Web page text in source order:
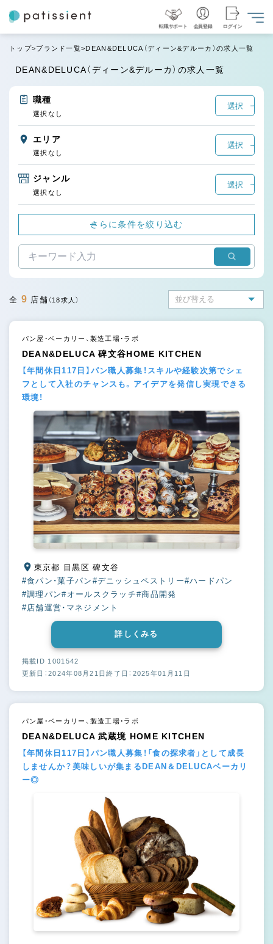
転職サポート 会員登録 ログイン
トップ ブランド一覧 DEAN&DELUCA（ディーン&デルーカ）の求人一覧
DEAN&DELUCA（ディーン&デルーカ）の求人一覧
職種
選択
選択なし
エリア
選択
選択なし
ジャンル
選択
選択なし
さらに条件を絞り込む
全 9 店舗 （18求人）
パン屋・ベーカリー、製造工場・ラボ
DEAN&DELUCA 碑文谷HOME KITCHEN
【年間休日117日】パン職人募集！スキルや経験次第でシェ
フとして入社のチャンスも。アイデアを発信し実現できる
環境！
東京都 目黒区 碑文谷
#食パン・菓子パン #デニッシュペストリー#ハードパン
#調理パン#オールスクラッチ#商品開発
#店舗運営・マネジメント
詳しくみる
掲載ID 1001542
更新日：2024年08月21日終了日：2025年01月11日
パン屋・ベーカリー、製造工場・ラボ
DEAN&DELUCA 武蔵境 HOME KITCHEN
【年間休日117日】パン職人募集！「食の探求者」として成長
しませんか？美味しいが集まるDEAN＆DELUCAベーカリ
ー◎